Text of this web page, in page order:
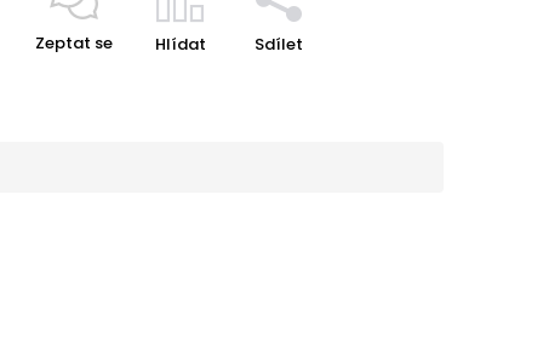
Zeptat se Hlídat Sdílet